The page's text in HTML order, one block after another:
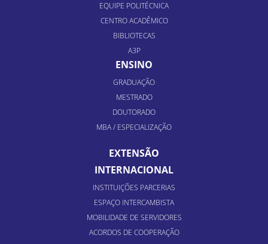
EQUIPE POLITÉCNICA
CENTRO ACADÊMICO
BIBLIOTECAS
A3P
ENSINO
GRADUAÇÃO
MESTRADO
DOUTORADO
MBA / ESPECIALIZAÇÃO
EXTENSÃO
INTERNACIONAL
INSTITUIÇÕES PARCERIAS
ESPAÇO INTERCAMBISTA
MOBILIDADE DE SERVIDORES
ACORDOS DE COOPERAÇÃO